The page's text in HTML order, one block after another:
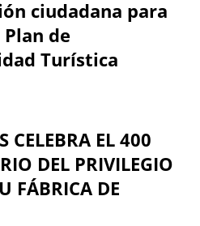
ciudadana para
de
Turística
CELEBRA EL 400
DEL PRIVILEGIO
FÁBRICA DE